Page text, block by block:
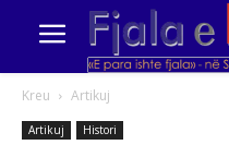
Kreu Artikuj
Artikuj Histori